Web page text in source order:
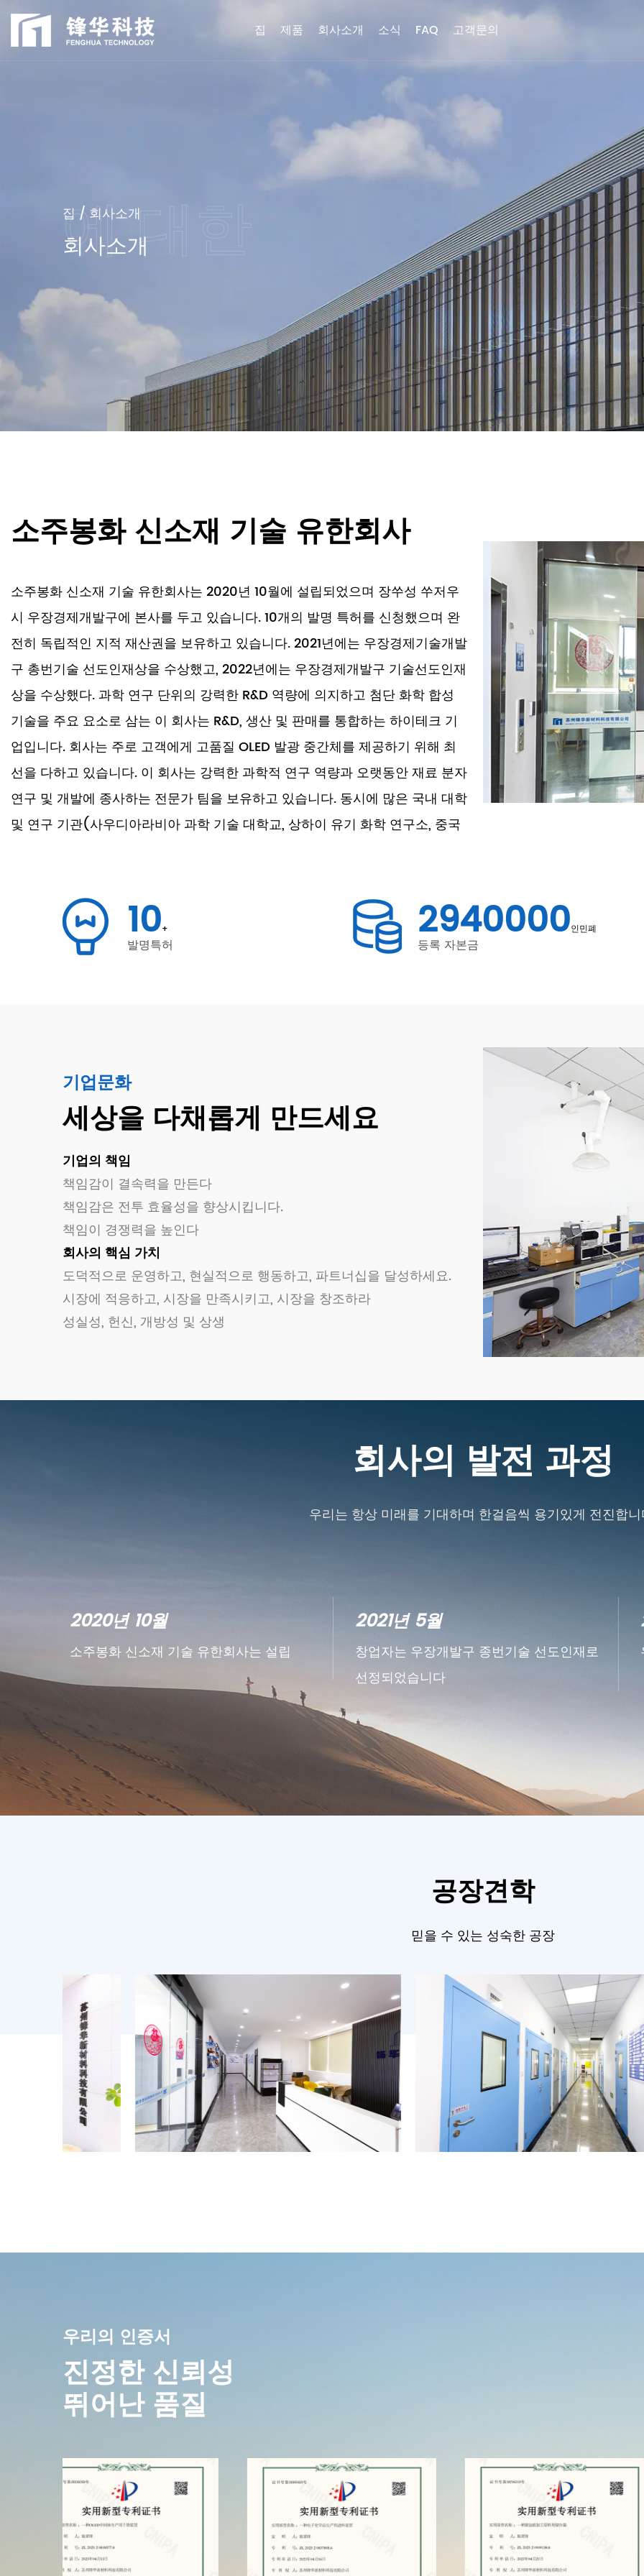
집 제품 회사소개 소식 FAQ 고객문의
집/ 회사소개
회사소개
소주봉화 신소재 기술 유한회사
소주봉화 신소재 기술 유한회사는 2020년 10월에 설립되었으며 장쑤성 쑤저우
시 우장경제개발구에 본사를 두고 있습니다. 10개의 발명 특허를 신청했으며 완
전히 독립적인 지적 재산권을 보유하고 있습니다. 2021년에는 우장경제기술개발
구 총번기술 선도인재상을 수상했고, 2022년에는 우장경제개발구 기술선도인재
상을 수상했다. 과학 연구 단위의 강력한 R&D 역량에 의지하고 첨단 화학 합성
기술을 주요 요소로 삼는 이 회사는 R&D, 생산 및 판매를 통합하는 하이테크 기
업입니다. 회사는 주로 고객에게 고품질 OLED 발광 중간체를 제공하기 위해 최
선을 다하고 있습니다. 이 회사는 강력한 과학적 연구 역량과 오랫동안 재료 분자
연구 및 개발에 종사하는 전문가 팀을 보유하고 있습니다. 동시에 많은 국내 대학
및 연구 기관(사우디아라비아 과학 기술 대학교, 상하이 유기 화학 연구소, 중국
최적화 서비스를 고객에게 제공하는 데 중점을 두고 있습니다.
회사는 "과학적 기술 혁신, 품질 지향, 고품질 서비스"라는 경영 철학을 고수합니
다. 기술 혁신, 최적화된 경영, 개선된 서비스 시스템을 통해 과학, 산업, 무역이
10+
발명특허 3000000인민폐
등록 자본금
기업문화
세상을 다채롭게 만드세요
기업의 책임
책임감이 결속력을 만든다
책임감은 전투 효율성을 향상시킵니다.
책임이 경쟁력을 높인다
회사의 핵심 가치
도덕적으로 운영하고, 현실적으로 행동하고, 파트너십을 달성하세요.
시장에 적응하고, 시장을 만족시키고, 시장을 창조하라
성실성, 헌신, 개방성 및 상생
회사의 발전 과정
우리는 항상 미래를 기대하며 한걸음씩 용기있게 전진합
2021년 5월
창업자는 우장개발구 종번기술 선도인재로
선정되었습니다
2021년 6월
우장 경제 개발구 칭허 메이커 센터에 정착
공장견학
믿을 수 있는 성숙한 공장
우리의 인증서
진정한 신뢰성
뛰어난 품질